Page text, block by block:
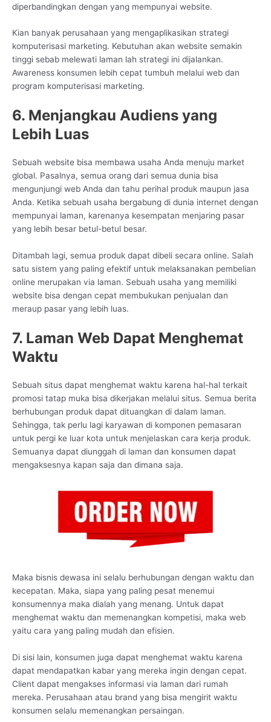
diperbandingkan dengan yang mempunyai website.
Kian banyak perusahaan yang mengaplikasikan strategi
komputerisasi marketing. Kebutuhan akan website semakin
tinggi sebab melewati laman lah strategi ini dijalankan.
Awareness konsumen lebih cepat tumbuh melalui web dan
program komputerisasi marketing.
6. Menjangkau Audiens yang
Lebih Luas
Sebuah website bisa membawa usaha Anda menuju market
global. Pasalnya, semua orang dari semua dunia bisa
mengunjungi web Anda dan tahu perihal produk maupun jasa
Anda. Ketika sebuah usaha bergabung di dunia internet dengan
mempunyai laman, karenanya kesempatan menjaring pasar
yang lebih besar betul-betul besar.
Ditambah lagi, semua produk dapat dibeli secara online. Salah
satu sistem yang paling efektif untuk melaksanakan pembelian
online merupakan via laman. Sebuah usaha yang memiliki
website bisa dengan cepat membukukan penjualan dan
meraup pasar yang lebih luas.
7. Laman Web Dapat Menghemat
Waktu
Sebuah situs dapat menghemat waktu karena hal-hal terkait
promosi tatap muka bisa dikerjakan melalui situs. Semua berita
berhubungan produk dapat dituangkan di dalam laman.
Sehingga, tak perlu lagi karyawan di komponen pemasaran
untuk pergi ke luar kota untuk menjelaskan cara kerja produk.
Semuanya dapat diunggah di laman dan konsumen dapat
mengaksesnya kapan saja dan dimana saja.
Maka bisnis dewasa ini selalu berhubungan dengan waktu dan
kecepatan. Maka, siapa yang paling pesat menemui
konsumennya maka dialah yang menang. Untuk dapat
menghemat waktu dan memenangkan kompetisi, maka web
yaitu cara yang paling mudah dan efisien.
Di sisi lain, konsumen juga dapat menghemat waktu karena
dapat mendapatkan kabar yang mereka ingin dengan cepat.
Client dapat mengakses informasi via laman dari rumah
mereka. Perusahaan atau brand yang bisa mengirit waktu
konsumen selalu memenangkan persaingan.